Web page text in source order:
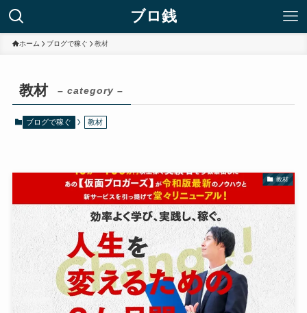
ブロ銭
ホーム ブログで稼ぐ 教材
教材 – category –
ブログで稼ぐ 教材
教材